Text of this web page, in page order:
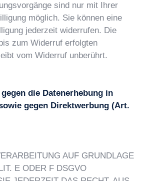
sind nur mit Ihrer
möglich. Sie können eine
jederzeit widerrufen. Die
zum Widerruf erfolgten
vom Widerruf unberührt.
die Datenerhebung in
gegen Direktwerbung (Art.
AUF GRUNDLAGE
E ODER F DSGVO